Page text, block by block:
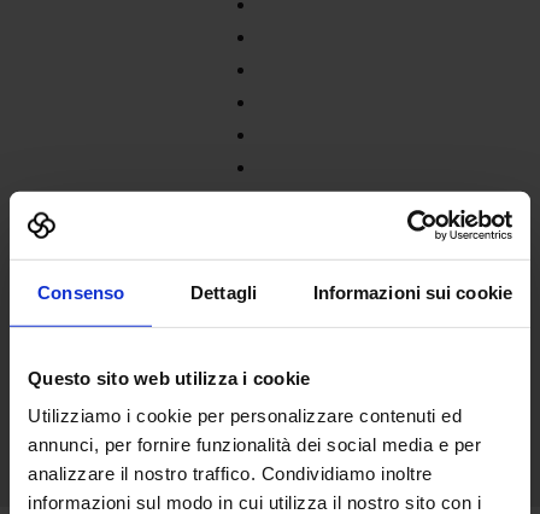
Consenso Dettagli Informazioni sui cookie
Questo sito web utilizza i cookie
Utilizziamo i cookie per personalizzare contenuti ed
annunci, per fornire funzionalità dei social media e per
analizzare il nostro traffico. Condividiamo inoltre
informazioni sul modo in cui utilizza il nostro sito con i